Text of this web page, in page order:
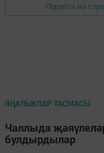
Перейти на
ЯҢАЛЫКЛАР ТАСМАСЫ
Чаллыда
булдырдылар